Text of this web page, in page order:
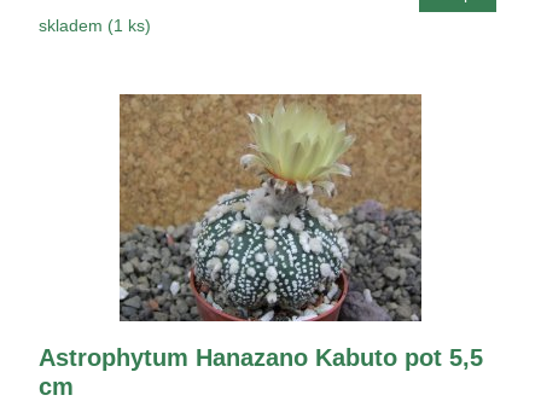
skladem (1 ks)
Astrophytum Hanazano Kabuto pot 5,5
cm